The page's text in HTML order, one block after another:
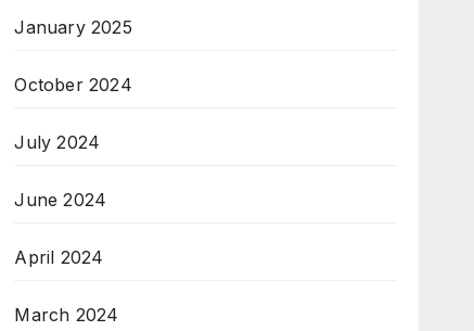
January 2025
October 2024
July 2024
June 2024
April 2024
March 2024